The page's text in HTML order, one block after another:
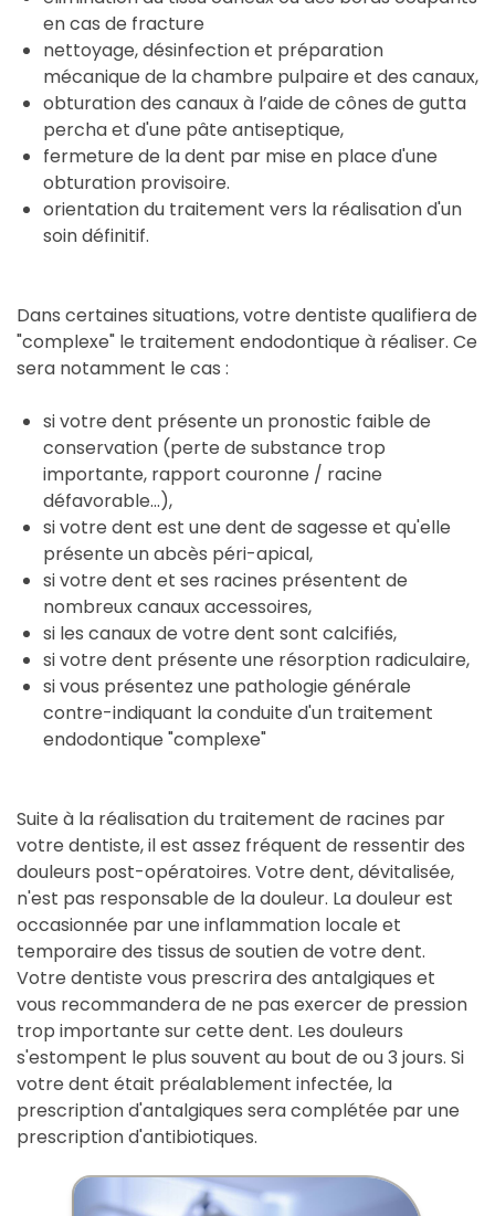
en cas de fracture
nettoyage, désinfection et préparation
mécanique de la chambre pulpaire et des canaux,
obturation des canaux à l’aide de cônes de gutta
percha et d'une pâte antiseptique,
fermeture de la dent par mise en place d'une
obturation provisoire.
orientation du traitement vers la réalisation d'un
soin définitif.
Dans certaines situations, votre dentiste qualifiera de
"complexe" le traitement endodontique à réaliser. Ce
sera notamment le cas :
si votre dent présente un pronostic faible de
conservation (perte de substance trop
importante, rapport couronne / racine
défavorable...),
si votre dent est une dent de sagesse et qu'elle
présente un abcès péri-apical,
si votre dent et ses racines présentent de
nombreux canaux accessoires,
si les canaux de votre dent sont calcifiés,
si votre dent présente une résorption radiculaire,
si vous présentez une pathologie générale
contre-indiquant la conduite d'un traitement
endodontique "complexe"
Suite à la réalisation du traitement de racines par
votre dentiste, il est assez fréquent de ressentir des
douleurs post-opératoires. Votre dent, dévitalisée,
n'est pas responsable de la douleur. La douleur est
occasionnée par une inflammation locale et
temporaire des tissus de soutien de votre dent.
Votre dentiste vous prescrira des antalgiques et
vous recommandera de ne pas exercer de pression
trop importante sur cette dent. Les douleurs
s'estompent le plus souvent au bout de ou 3 jours. Si
votre dent était préalablement infectée, la
prescription d'antalgiques sera complétée par une
prescription d'antibiotiques.